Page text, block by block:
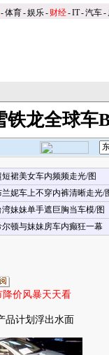
-体育-娱乐- 财经-IT-汽车-
龙全球车
短裙美女车内频频走光/图
兰妮车上不穿内裤清晰走光/
湾妹妹单手遮巨胸当车模/图
尔顿与妹妹房车内癫狂一幕
价风暴天天看
品计划浮出水面